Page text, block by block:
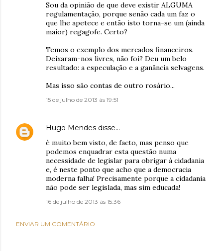
Sou da opinião de que deve existir ALGUMA
regulamentação, porque senão cada um faz o
que lhe apetece e então isto torna-se um (ainda
maior) regagofe. Certo?
Temos o exemplo dos mercados financeiros.
Deixaram-nos livres, não foi? Deu um belo
resultado: a especulação e a ganãncia selvagens.
Mas isso são contas de outro rosário...
15 de julho de 2013 às 19:51
Hugo Mendes disse…
è muito bem visto, de facto, mas penso que
podemos enquadrar esta questão numa
necessidade de legislar para obrigar à cidadania
e, é neste ponto que acho que a democracia
moderna falha! Precisamente porque a cidadania
não pode ser legislada, mas sim educada!
16 de julho de 2013 às 15:36
ENVIAR UM COMENTÁRIO